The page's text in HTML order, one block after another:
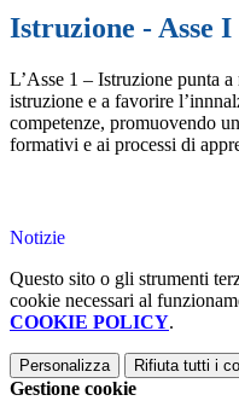
Istruzione - Asse I
L’Asse 1 – Istruzione punta
istruzione e a favorire
competenze, promuovendo
formativi e ai processi di
Notizie
Questo sito o gli strumenti
cookie necessari al
COOKIE POLICY.
Personalizza Rifiuta tutti i
Gestione cookie